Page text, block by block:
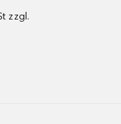
zzgl.